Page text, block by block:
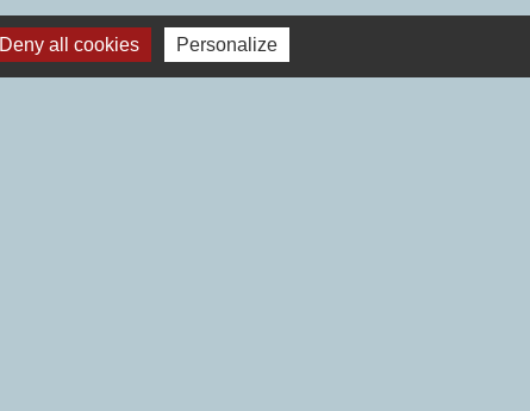
Deny all cookies Personalize